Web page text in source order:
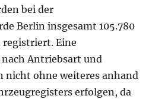
bei der
Berlin insgesamt 105.780
registriert. Eine
Antriebsart und
nicht ohne weiteres anhand
erfolgen, da